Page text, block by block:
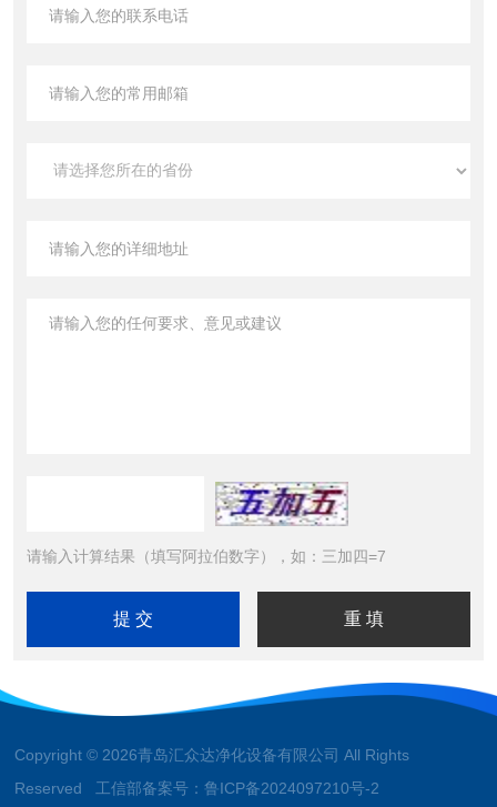
请输入计算结果（填写阿拉伯数字），如：三加四=7
Copyright © 2026青岛汇众达净化设备有限公司 All Rights
Reserved 工信部备案号：鲁ICP备2024097210号-2